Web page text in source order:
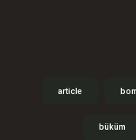
article
büküm